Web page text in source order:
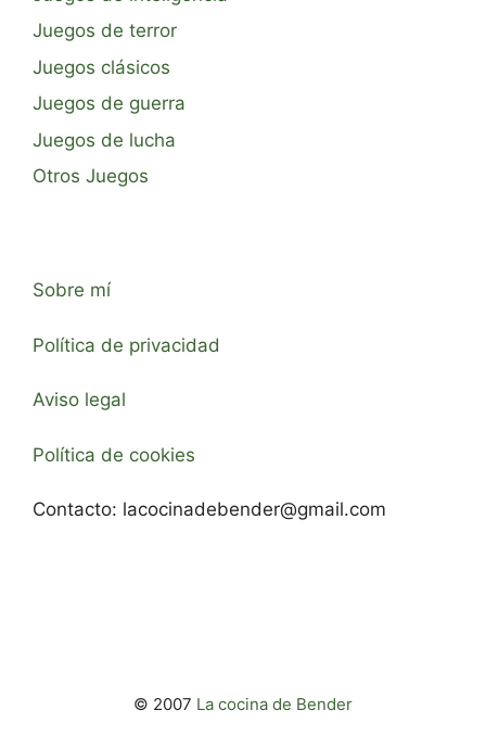
Juegos de terror
Juegos clásicos
Juegos de guerra
Juegos de lucha
Otros Juegos
Sobre mí
Política de privacidad
Aviso legal
Política de cookies
Contacto: lacocinadebender@gmail.com
© 2007 La cocina de Bender